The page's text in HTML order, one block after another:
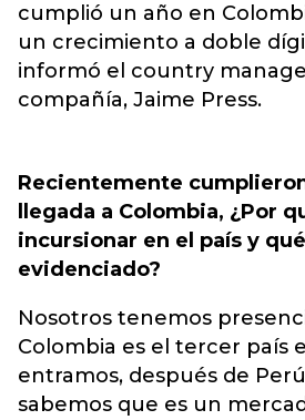
cumplió un año en
un crecimiento a doble
informó el country
compañía, Jaime Press.
Recientemente
llegada a Colombia, ¿Por
incursionar en el país y
evidenciado?
Nosotros tenemos
Colombia es el tercer país
entramos, después de
sabemos que es un